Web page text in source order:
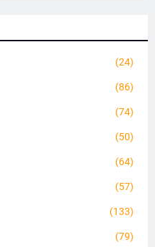
(24)
(86)
(74)
(50)
(64)
(57)
(133)
(79)